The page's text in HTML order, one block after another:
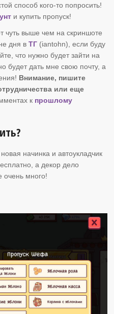
способ кого-то попросить!
и купить пропуск!
чуть выше чем на скриншоте
дня вТГ (iantohn), если буду
что нужно будет зайти на
будет дать мне свою почту, а
Внимание, пишите
или еще
к прошлому
начинка и автоукладчик
а декор дело
очень много!